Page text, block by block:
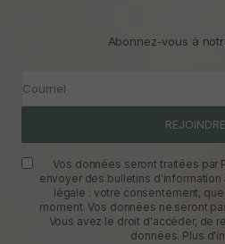
Abonnez-vous à
Courriel
REJOINDRE
Vos données seront traitées par
envoyer des bulletins
légale : votre consentement,
moment. Vos données ne seront
Vous avez le droit d'accéder, de
données. Plus